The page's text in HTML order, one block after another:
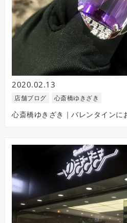
2020.02.13
店舗ブログ 心斎橋ゆきざき
心斎橋ゆきざき｜バレンタインに